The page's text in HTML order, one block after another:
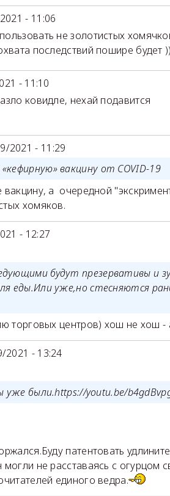
- 11:06
не золотистых
последствий пошире будет
- 11:10
ковидле, нехай подавится
2021 - 11:29
вакцину от COVID-19
вакцину, а очередной
хомяков.
- 12:27
будут презервативы и
еды.Или уже,но стесняются
торговых центров) хош не хош
2021 - 13:24
уже были.https://youtu.be/
патентовать
не расставаясь с огурцом
единого ведра.